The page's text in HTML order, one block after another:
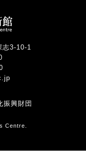
3-10-1
振興財団
Centre.